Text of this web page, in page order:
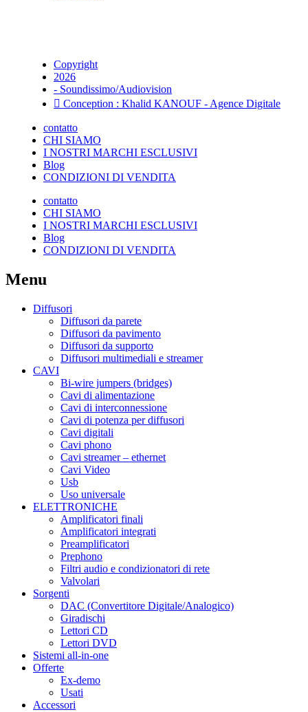
Copyright
2026
- Soundissimo/Audiovision
Conception : Khalid KANOUF - Agence Digitale
contatto
CHI SIAMO
I NOSTRI MARCHI ESCLUSIVI
Blog
CONDIZIONI DI VENDITA
contatto
CHI SIAMO
I NOSTRI MARCHI ESCLUSIVI
Blog
CONDIZIONI DI VENDITA
Menu
Diffusori
Diffusori da parete
Diffusori da pavimento
Diffusori da supporto
Diffusori multimediali e streamer
CAVI
Bi-wire jumpers (bridges)
Cavi di alimentazione
Cavi di interconnessione
Cavi di potenza per diffusori
Cavi digitali
Cavi phono
Cavi streamer – ethernet
Cavi Video
Usb
Uso universale
ELETTRONICHE
Amplificatori finali
Amplificatori integrati
Preamplificatori
Prephono
Filtri audio e condizionatori di rete
Valvolari
Sorgenti
DAC (Convertitore Digitale/Analogico)
Giradischi
Lettori CD
Lettori DVD
Sistemi all-in-one
Offerte
Ex-demo
Usati
Accessori